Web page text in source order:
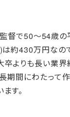
督で50〜54歳
約430万円なの
卒よりも長い業
期間にわたって
す。